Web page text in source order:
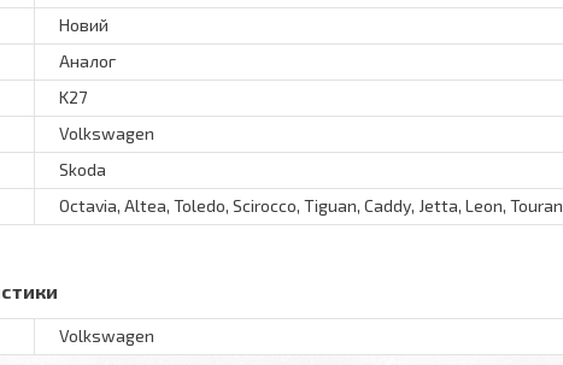
Новий
Аналог
K27
Volkswagen
Skoda
Octavia, Altea, Toledo, Scirocco, Tiguan, Caddy, Jetta, Leon, Touran
Volkswagen